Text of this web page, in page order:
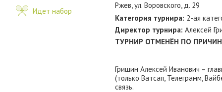
2015Идет набор
Ржев, ул. Воровского, д. 29
Категория турнира: 2-ая
Директор турнира: Алексей
ТУРНИР ОТМЕНЁН ПО
Гришин Алексей Иванович –
(только Ватсап, Телеграмм,
связь.